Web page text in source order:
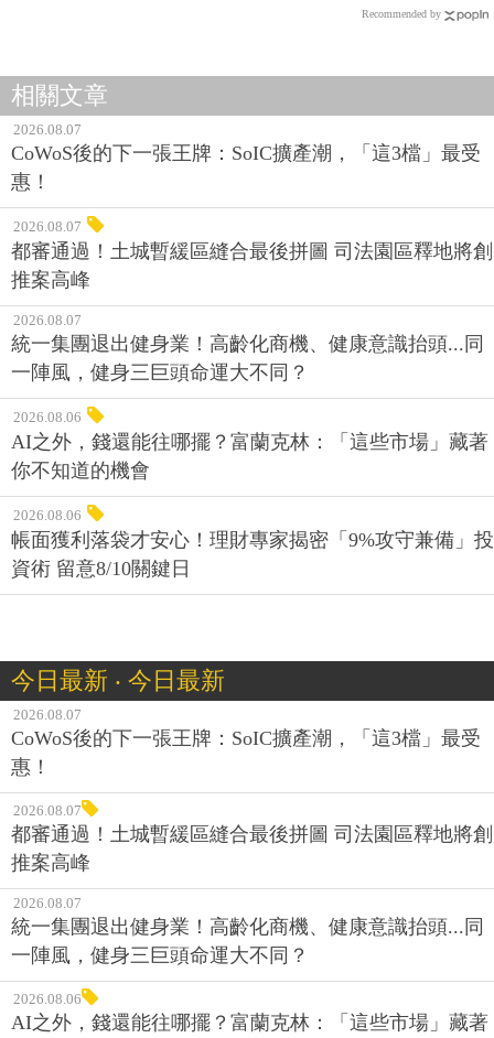
Recommended by
相關文章
2026.08.07
CoWoS後的下一張王牌：SoIC擴產潮，「這3檔」最受
惠！
2026.08.07
都審通過！土城暫緩區縫合最後拼圖 司法園區釋地將創
推案高峰
2026.08.07
統一集團退出健身業！高齡化商機、健康意識抬頭...同
一陣風，健身三巨頭命運大不同？
2026.08.06
AI之外，錢還能往哪擺？富蘭克林：「這些市場」藏著
你不知道的機會
2026.08.06
帳面獲利落袋才安心！理財專家揭密「9%攻守兼備」投
資術 留意8/10關鍵日
今日最新 ‧ 今日最新
2026.08.07
CoWoS後的下一張王牌：SoIC擴產潮，「這3檔」最受
惠！
2026.08.07
都審通過！土城暫緩區縫合最後拼圖 司法園區釋地將創
推案高峰
2026.08.07
統一集團退出健身業！高齡化商機、健康意識抬頭...同
一陣風，健身三巨頭命運大不同？
2026.08.06
AI之外，錢還能往哪擺？富蘭克林：「這些市場」藏著